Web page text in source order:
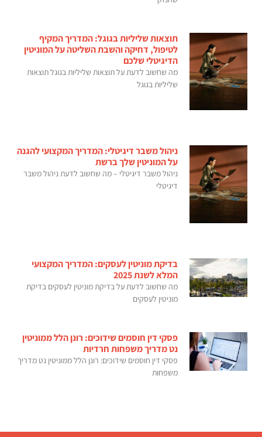
תוצאות שליליות בגוגל: המדריך המקיף
לטיפול, דחיקה והשבת השליטה על המוניטין
הדיגיטלי שלכם
מה שחשוב לדעת על תוצאות שליליות בגוגל תוצאות
שליליות בגוגל
ניהול משבר דיגיטלי: המדריך המקצועי להגנה
על המוניטין שלך ברשת
ניהול משבר דיגיטלי – מה שחשוב לדעת ניהול משבר
דיגיטלי
בדיקת מוניטין לעסקים: המדריך המקצועי
המלא לשנת 2025
מה שחשוב לדעת על בדיקת מוניטין לעסקים בדיקת
מוניטין לעסקים
פסקי דין חוסמים שידוכים: רונן הלל ממוניטין
נט מדריך משפחות חרדיות
פסקי דין חוסמים שידוכים: רונן הלל ממוניטין נט מדריך
משפחות